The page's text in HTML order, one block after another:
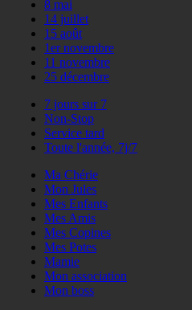
8 mai
14 juillet
15 août
1er novembre
11 novembre
25 décembre
7 jours sur 7
Non-Stop
Service tard
Toute l'année, 7j/7
Ma Chérie
Mon Jules
Mes Enfants
Mes Amis
Mes Copines
Mes Potes
Mamie
Mon association
Mon boss